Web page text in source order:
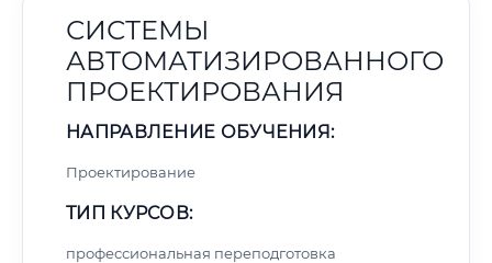
СИСТЕМЫ
АВТОМАТИЗИРОВАННОГО
ПРОЕКТИРОВАНИЯ
НАПРАВЛЕНИЕ ОБУЧЕНИЯ:
Проектирование
ТИП КУРСОВ:
профессиональная переподготовка